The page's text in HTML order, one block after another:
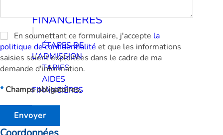
FINANCIÈRES
ÉTAPES DE
L’ADMISSION
TARIFS
AIDES
FINANCIÈRES
En soumettant ce formulaire, j'accepte la
politique de confidentialité et que les informations
saisies soient exploitées dans le cadre de ma
demande d'information.
*Champs obligatoires.